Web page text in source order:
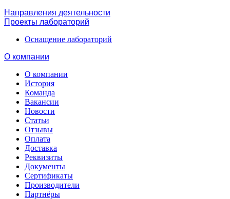
Направления деятельности
Проекты лабораторий
Оснащение лабораторий
О компании
О компании
История
Команда
Вакансии
Новости
Статьи
Отзывы
Оплата
Доставка
Реквизиты
Документы
Сертификаты
Производители
Партнёры